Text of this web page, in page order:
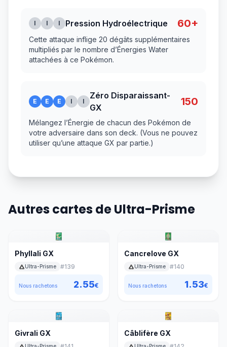
I I I Pression Hydroélectrique 60+
Cette attaque inflige 20 dégâts supplémentaires
multipliés par le nombre d’Énergies Water
attachées à ce Pokémon.
E E E I I
Zéro Disparaissant-
GX
150
Mélangez l’Énergie de chacun des Pokémon de
votre adversaire dans son deck. (Vous ne pouvez
utiliser qu’une attaque GX par partie.)
Autres cartes de Ultra-Prisme
Phyllali GX
Ultra-Prisme #139
Nous rachetons 2.55€
Cancrelove GX
Ultra-Prisme #140
Nous rachetons 1.53€
Givrali GX Câblifère GX